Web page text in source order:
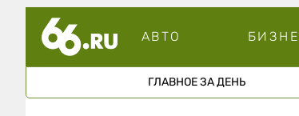
АВТО
ГЛАВНОЕ ЗА ДЕНЬ